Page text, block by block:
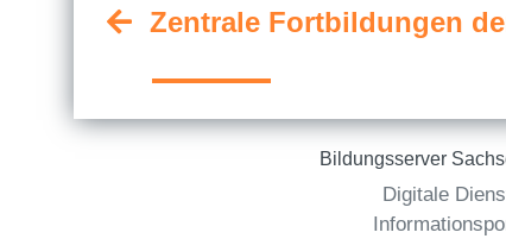
Zentrale Fortbildungen
Bildungsserver
Digitale